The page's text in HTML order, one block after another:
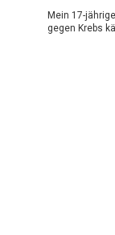
Mein 17-
gegen Krebs